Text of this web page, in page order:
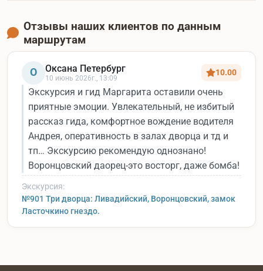
Отзывы наших клиентов по данным
маршрутам
О Оксана Петербург
10 июнь 2026г., 13:09
10.00
Экскурсия и гид Маргарита оставили очень
приятные эмоции. Увлекательный, не избитый
рассказ гида, комфортное вождение водителя
Андрея, оперативность в залах дворца и тд и
тп… Экскурсию рекомендую однознано!
Воронцовский даорец-это восторг, даже бомба!
Экскурсия:
№901 Три дворца: Ливадийский, Воронцовский, замок
Ласточкино гнездо.